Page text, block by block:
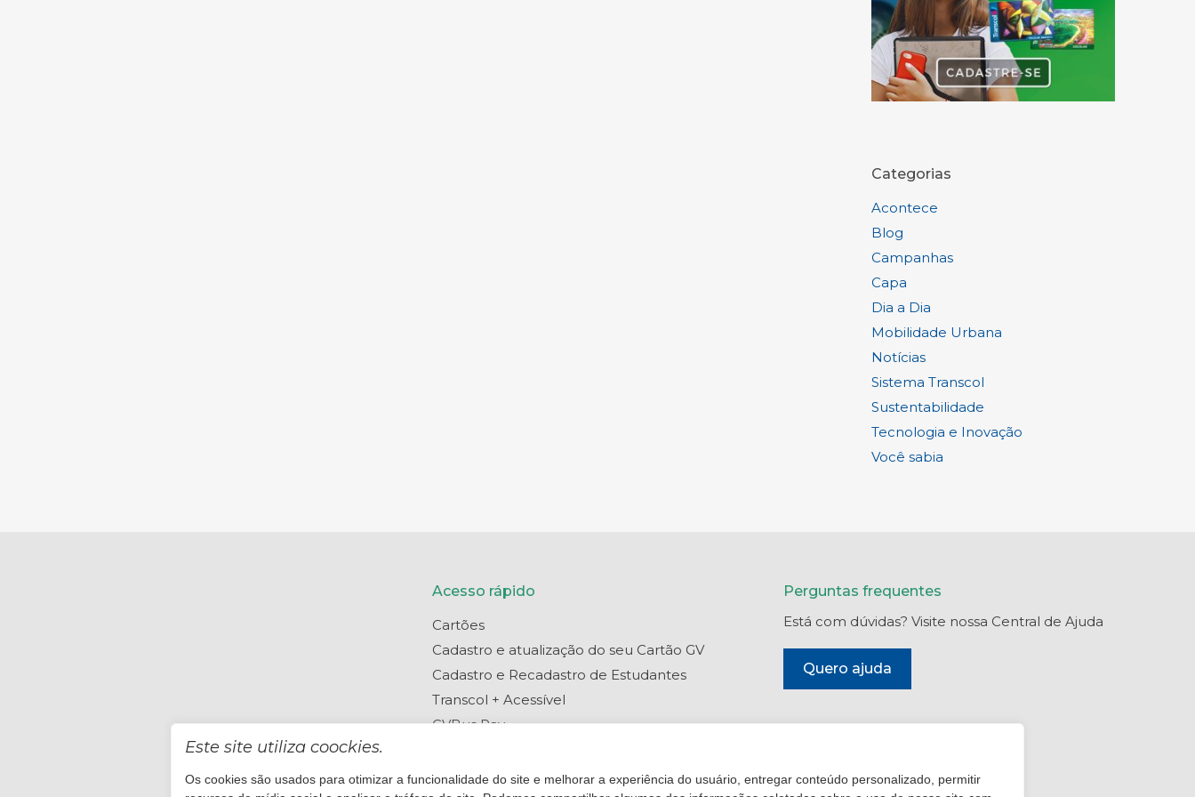
Categorias
Acontece
Blog
Campanhas
Capa
Dia a Dia
Mobilidade Urbana
Notícias
Sistema Transcol
Sustentabilidade
Tecnologia e Inovação
Você sabia
Acesso rápido
Cartões
Cadastro e atualização do seu Cartão GV
Cadastro e Recadastro de Estudantes
Transcol + Acessível
GVBus Pay
Central de Ajuda
Perguntas frequentes
Está com dúvidas? Visite nossa Central de Ajuda
Quero ajuda
Este site utiliza coockies.
Os cookies são usados para otimizar a funcionalidade do site e melhorar a experiência do usuário, entregar conteúdo personalizado, permitir